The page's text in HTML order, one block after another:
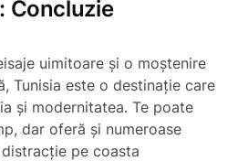
Concluzie
uimitoare și o moștenire
Tunisia este o destinație care
și modernitatea. Te poate
dar oferă și numeroase
pe coasta